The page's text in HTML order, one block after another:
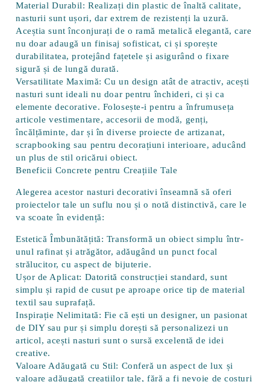
Material Durabil: Realizați din plastic de înaltă calitate,
nasturii sunt ușori, dar extrem de rezistenți la uzură.
Aceștia sunt înconjurați de o ramă metalică elegantă, care
nu doar adaugă un finisaj sofisticat, ci și sporește
durabilitatea, protejând fațetele și asigurând o fixare
sigură și de lungă durată.
Versatilitate Maximă: Cu un design atât de atractiv, acești
nasturi sunt ideali nu doar pentru închideri, ci și ca
elemente decorative. Folosește-i pentru a înfrumuseța
articole vestimentare, accesorii de modă, genți,
încălțăminte, dar și în diverse proiecte de artizanat,
scrapbooking sau pentru decorațiuni interioare, aducând
un plus de stil oricărui obiect.
Beneficii Concrete pentru Creațiile Tale
Alegerea acestor nasturi decorativi înseamnă să oferi
proiectelor tale un suflu nou și o notă distinctivă, care le
va scoate în evidență:
Estetică Îmbunătățită: Transformă un obiect simplu într-
unul rafinat și atrăgător, adăugând un punct focal
strălucitor, cu aspect de bijuterie.
Ușor de Aplicat: Datorită construcției standard, sunt
simplu și rapid de cusut pe aproape orice tip de material
textil sau suprafață.
Inspirație Nelimitată: Fie că ești un designer, un pasionat
de DIY sau pur și simplu dorești să personalizezi un
articol, acești nasturi sunt o sursă excelentă de idei
creative.
Valoare Adăugată cu Stil: Conferă un aspect de lux și
valoare adăugată creațiilor tale, fără a fi nevoie de costuri